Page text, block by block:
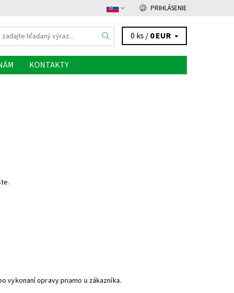
PRIHLÁSENIE
0 ks /0 EUR
KONTAKTY
vykonaní opravy priamo u zákazníka.